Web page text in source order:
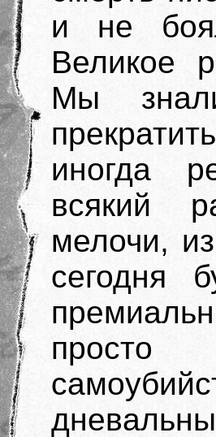
и не
Великое
Мы
иногда
всякий
мелочи,
сегодня
просто